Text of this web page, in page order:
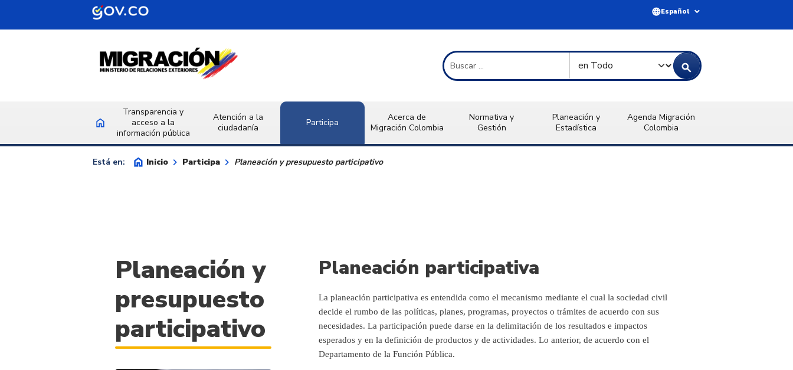
Saltar al contenido principal
languageEspañol expand_more
Término de Búsqueda Tipo de Búsqueda
search
homeInicio
Transparencia y
acceso a la
información pública
Atención a la
ciudadanía
Participa
Acerca de
Migración Colombia
Normativa y
Gestión
Planeación y
Estadística
Agenda Migración
Colombia
Está en: home Inicio keyboard_arrow_right Participa keyboard_arrow_right Planeación y presupuesto participativo
Planeación y
presupuesto
participativo
Planeación participativa
La planeación participativa es entendida como el mecanismo mediante el cual la sociedad civil
decide el rumbo de las políticas, planes, programas, proyectos o trámites de acuerdo con sus
necesidades. La participación puede darse en la delimitación de los resultados e impactos
esperados y en la definición de productos y de actividades. Lo anterior, de acuerdo con el
Departamento de la Función Pública.